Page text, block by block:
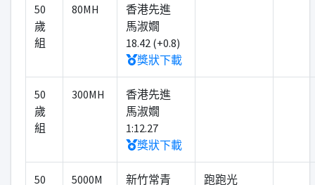
50
歲
組
80MH
香港先進
馬淑嫺
18.42 (+0.8)
獎狀下載
50
歲
組
300MH
香港先進
馬淑嫺
1:12.27
獎狀下載
50
5000M
新竹常青
跑跑光